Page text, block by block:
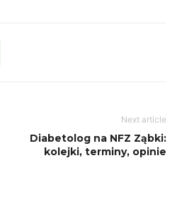
Next article
Diabetolog na NFZ Ząbki:
kolejki, terminy, opinie